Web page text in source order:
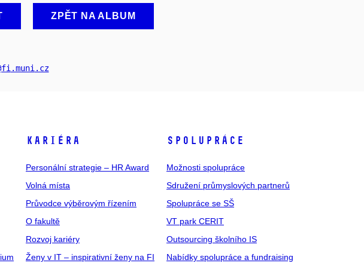
ZPĚT NA ALBUM
.muni .cz
KARIÉRA
Personální strategie – HR Award
Volná místa
Průvodce výběrovým řízením
O fakultě
Rozvoj kariéry
Ženy v IT – inspirativní ženy na FI
SPOLUPRÁCE
Možnosti spolupráce
Sdružení průmyslových partnerů
Spolupráce se SŠ
VT park CERIT
Outsourcing školního IS
Nabídky spolupráce a fundraising